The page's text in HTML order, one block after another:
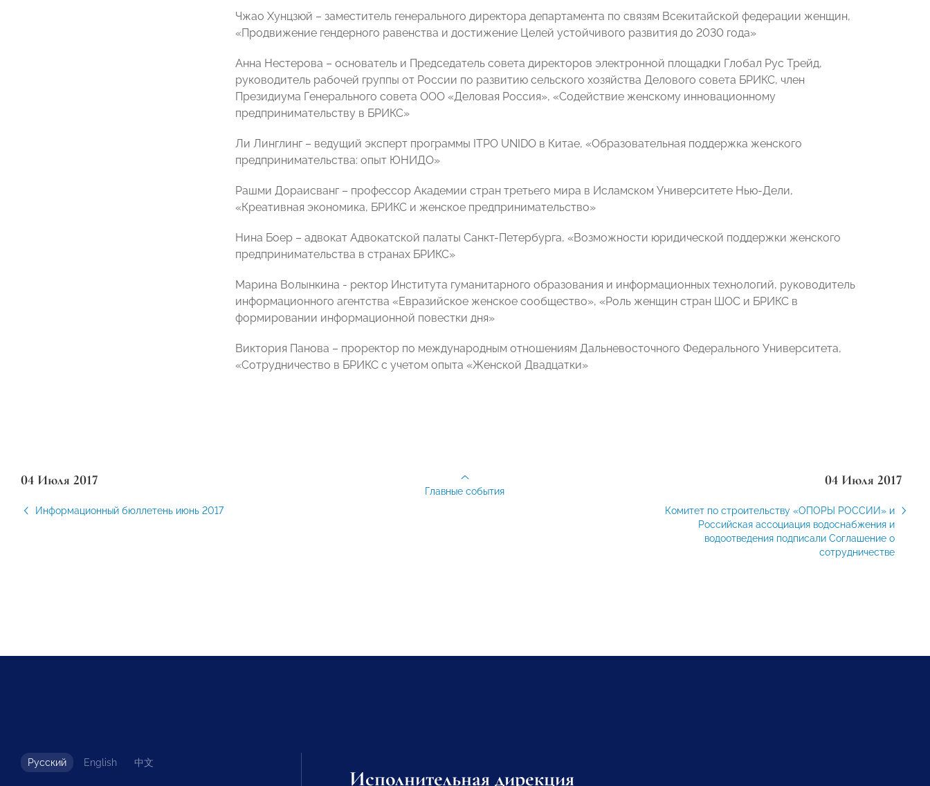
Чжао Хунцзюй – заместитель генерального директора департамента по связям Всекитайской федерации женщин,
«Продвижение гендерного равенства и достижение Целей устойчивого развития до 2030 года»
Анна Нестерова – основатель и Председатель совета директоров электронной площадки Глобал Рус Трейд,
руководитель рабочей группы от России по развитию сельского хозяйства Делового совета БРИКС, член
Президиума Генерального совета ООО «Деловая Россия», «Содействие женскому инновационному
предпринимательству в БРИКС»
Ли Линглинг – ведущий эксперт программы ITPO UNIDO в Китае, «Образовательная поддержка женского
предпринимательства: опыт ЮНИДО»
Рашми Дораисванг – профессор Академии стран третьего мира в Исламском Университете Нью-Дели,
«Креативная экономика, БРИКС и женское предпринимательство»
Нина Боер – адвокат Адвокатской палаты Санкт-Петербурга, «Возможности юридической поддержки женского
предпринимательства в странах БРИКС»
Марина Волынкина - ректор Института гуманитарного образования и информационных технологий, руководитель
информационного агентства «Евразийское женское сообщество», «Роль женщин стран ШОС и БРИКС в
формировании информационной повестки дня»
Виктория Панова – проректор по международным отношениям Дальневосточного Федерального Университета,
«Сотрудничество в БРИКС с учетом опыта «Женской Двадцатки»
04 Июля 2017
Информационный бюллетень июнь 2017
04 Июля 2017
Комитет по строительству «ОПОРЫ РОССИИ» и
Российская ассоциация водоснабжения и
водоотведения подписали Соглашение о
сотрудничестве
Главные события
Русский English 中文
Исполнительная дирекция